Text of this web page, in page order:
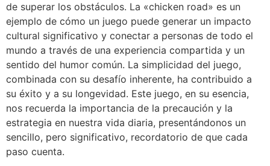
de superar los obstáculos. La «chicken road» es un
ejemplo de cómo un juego puede generar un impacto
cultural significativo y conectar a personas de todo el
mundo a través de una experiencia compartida y un
sentido del humor común. La simplicidad del juego,
combinada con su desafío inherente, ha contribuido a
su éxito y a su longevidad. Este juego, en su esencia,
nos recuerda la importancia de la precaución y la
estrategia en nuestra vida diaria, presentándonos un
sencillo, pero significativo, recordatorio de que cada
paso cuenta.